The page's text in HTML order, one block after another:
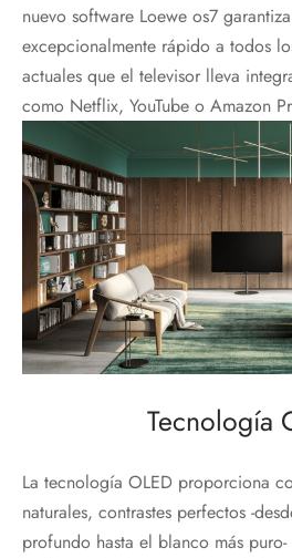
nuevo software Loewe os7
excepcionalmente rápido a todos
actuales que el televisor lleva
como Netflix, YouTube o Amazon
Tecnología
La tecnología OLED proporciona
naturales, contrastes perfectos -
profundo hasta el blanco más